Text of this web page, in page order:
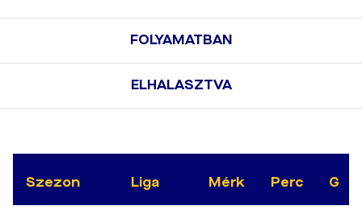
FOLYAMATBAN
ELHALASZTVA
Szezon Liga Mérk Perc G